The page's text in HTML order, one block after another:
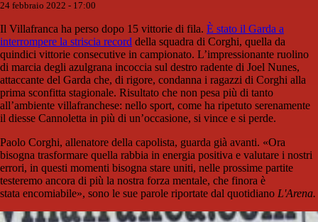
24 febbraio 2022 - 17:00
Il Villafranca ha perso dopo 15 vittorie di fila. È stato il Garda a
interrompere la striscia record della squadra di Corghi, quella da
quindici vittorie consecutive in campionato. L’impressionante ruolino
di marcia degli azulgrana incoccia sul destro radente di Joel Nunes,
attaccante del Garda che, di rigore, condanna i ragazzi di Corghi alla
prima sconfitta stagionale. Risultato che non pesa più di tanto
all’ambiente villafranchese: nello sport, come ha ripetuto serenamente
il diesse Cannoletta in più di un’occasione, si vince e si perde.
Paolo Corghi, allenatore della capolista, guarda già avanti. «Ora
bisogna trasformare quella rabbia in energia positiva e valutare i nostri
errori, in questi momenti bisogna stare uniti, nelle prossime partite
testeremo ancora di più la nostra forza mentale, che finora è
stata encomiabile», sono le sue parole riportate dal quotidiano L'Arena.